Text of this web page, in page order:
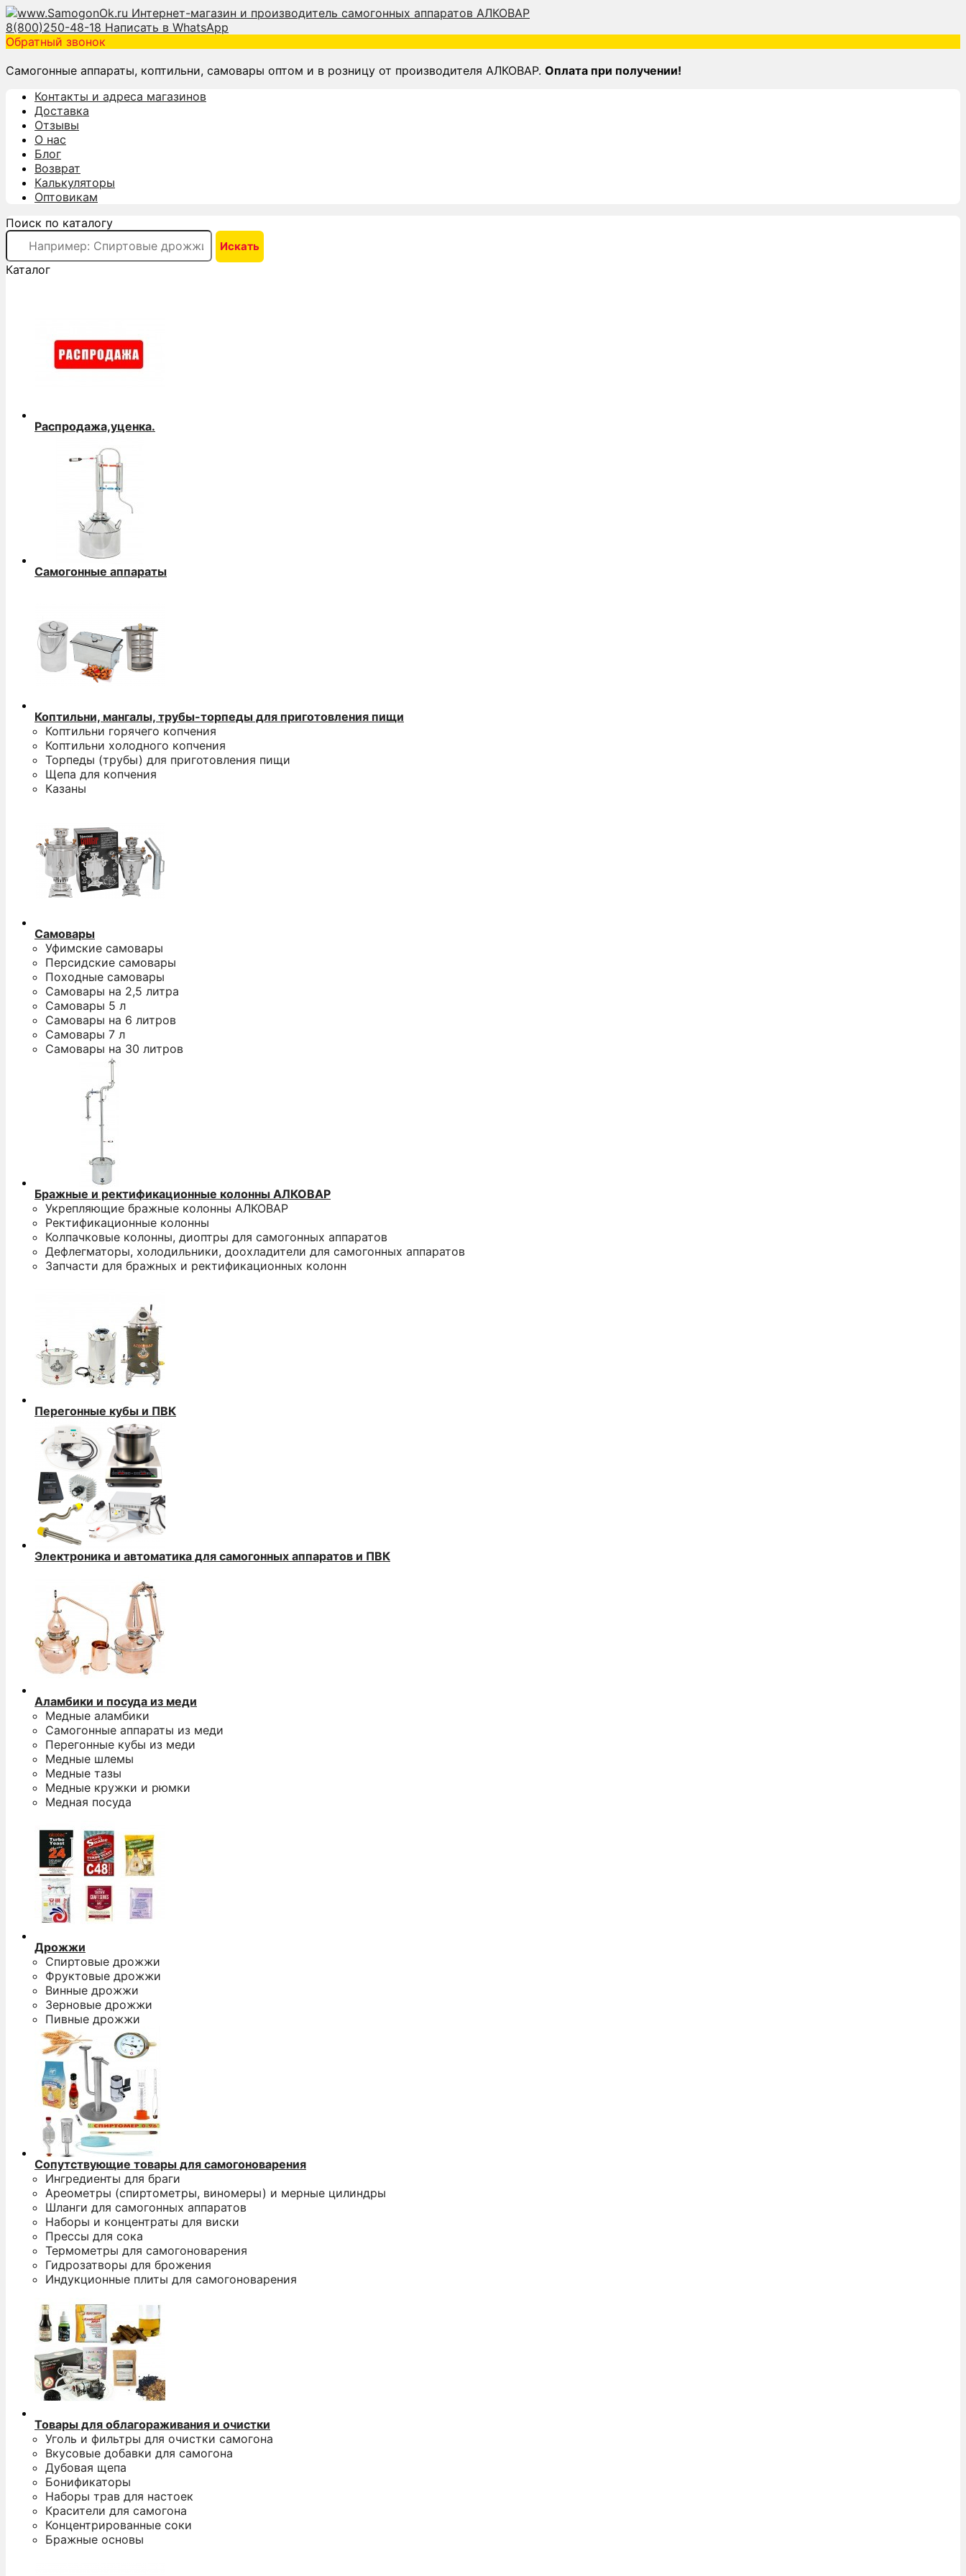
8(800)250-48-18 Написать в WhatsApp
Обратный звонок
Самогонные аппараты, коптильни, самовары оптом и в розницу от производителя АЛКОВАР. Оплата при получении!
Контакты и адреса магазинов
Доставка
Отзывы
О нас
Блог
Возврат
Калькуляторы
Оптовикам
Поиск по каталогу
Каталог
Распродажа,уценка.
Самогонные аппараты
Коптильни, мангалы, трубы-торпеды для приготовления пищи
Коптильни горячего копчения
Коптильни холодного копчения
Торпеды (трубы) для приготовления пищи
Щепа для копчения
Казаны
Самовары
Уфимские самовары
Персидские самовары
Походные самовары
Самовары на 2,5 литра
Самовары 5 л
Самовары на 6 литров
Самовары 7 л
Самовары на 30 литров
Бражные и ректификационные колонны АЛКОВАР
Укрепляющие бражные колонны АЛКОВАР
Ректификационные колонны
Колпачковые колонны, диоптры для самогонных аппаратов
Дефлегматоры, холодильники, доохладители для самогонных аппаратов
Запчасти для бражных и ректификационных колонн
Перегонные кубы и ПВК
Электроника и автоматика для самогонных аппаратов и ПВК
Аламбики и посуда из меди
Медные аламбики
Самогонные аппараты из меди
Перегонные кубы из меди
Медные шлемы
Медные тазы
Медные кружки и рюмки
Медная посуда
Дрожжи
Спиртовые дрожжи
Фруктовые дрожжи
Винные дрожжи
Зерновые дрожжи
Пивные дрожжи
Сопутствующие товары для самогоноварения
Ингредиенты для браги
Ареометры (спиртометры, виномеры) и мерные цилиндры
Шланги для самогонных аппаратов
Наборы и концентраты для виски
Прессы для сока
Термометры для самогоноварения
Гидрозатворы для брожения
Индукционные плиты для самогоноварения
Товары для облагораживания и очистки
Уголь и фильтры для очистки самогона
Вкусовые добавки для самогона
Дубовая щепа
Бонификаторы
Наборы трав для настоек
Красители для самогона
Концентрированные соки
Бражные основы